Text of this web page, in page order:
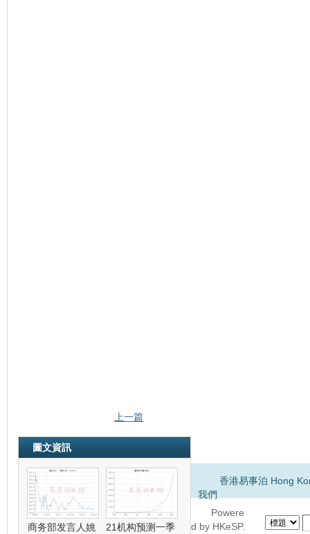
上一篇
圖文資訊
商务部发言人姚 21机构预测一季
香港易事泊 Hong
我們
Powere
d by HKeSP.